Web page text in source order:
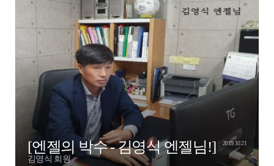
[엔젤의 박수 - 김영식 엔젤님!]
김영식 회원
2019.10.21